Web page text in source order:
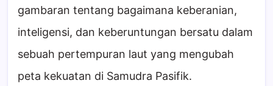
gambaran tentang bagaimana keberanian,
inteligensi, dan keberuntungan bersatu dalam
sebuah pertempuran laut yang mengubah
peta kekuatan di Samudra Pasifik.